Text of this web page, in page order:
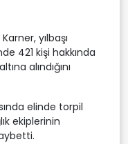
yılbaşı
421 kişi hakkında
alındığını
elinde torpil
ekiplerinin